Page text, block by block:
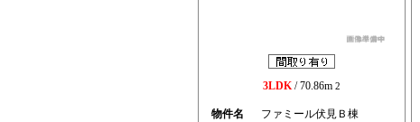
3LDK/ 70.86m 2
物件名
ファミール伏見Ｂ棟